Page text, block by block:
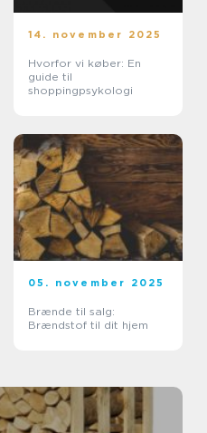
14. november 2025
Hvorfor vi køber: En
guide til
shoppingpsykologi
05. november 2025
Brænde til salg:
Brændstof til dit hjem